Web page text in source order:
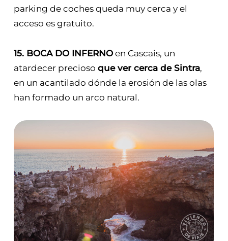
parking de coches queda muy cerca y el
acceso es gratuito.
15. BOCA DO INFERNOen Cascais, un
atardecer precioso que ver cerca de Sintra,
en un acantilado dónde la erosión de las olas
han formado un arco natural.